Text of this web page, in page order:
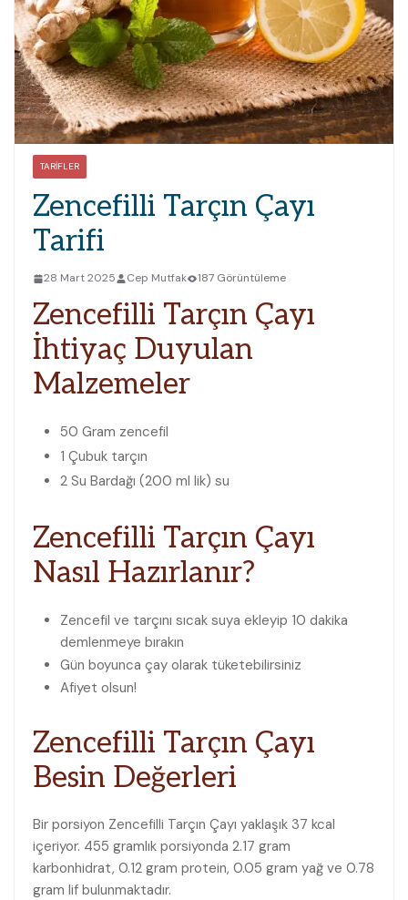
TARIFLER
Zencefilli Tarçın Çayı
Tarifi
28 Mart 2025 Cep Mutfak 187 Görüntüleme
Zencefilli Tarçın Çayı
İhtiyaç Duyulan
Malzemeler
50 Gram zencefil
1 Çubuk tarçın
2 Su Bardağı (200 ml lik) su
Zencefilli Tarçın Çayı
Nasıl Hazırlanır?
Zencefil ve tarçını sıcak suya ekleyip 10 dakika
demlenmeye bırakın
Gün boyunca çay olarak tüketebilirsiniz
Afiyet olsun!
Zencefilli Tarçın Çayı
Besin Değerleri
Bir porsiyon Zencefilli Tarçın Çayı yaklaşık 37 kcal
içeriyor. 455 gramlık porsiyonda 2.17 gram
karbonhidrat, 0.12 gram protein, 0.05 gram yağ ve 0.78
gram lif bulunmaktadır.